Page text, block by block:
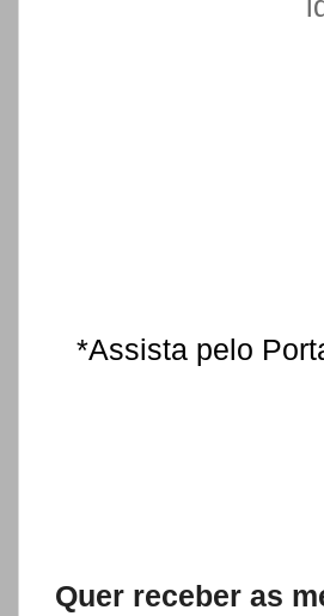
*Assista pelo
Quer receber as